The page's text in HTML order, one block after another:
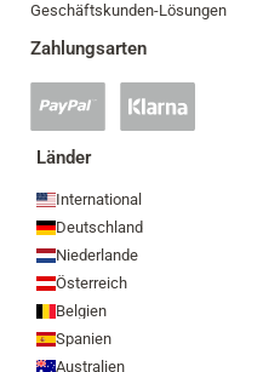
Geschäftskunden-Lösungen
Zahlungsarten
Zahlung
Zahlung
Länder
International
Deutschland
Niederlande
Österreich
Belgien
Spanien
Australien